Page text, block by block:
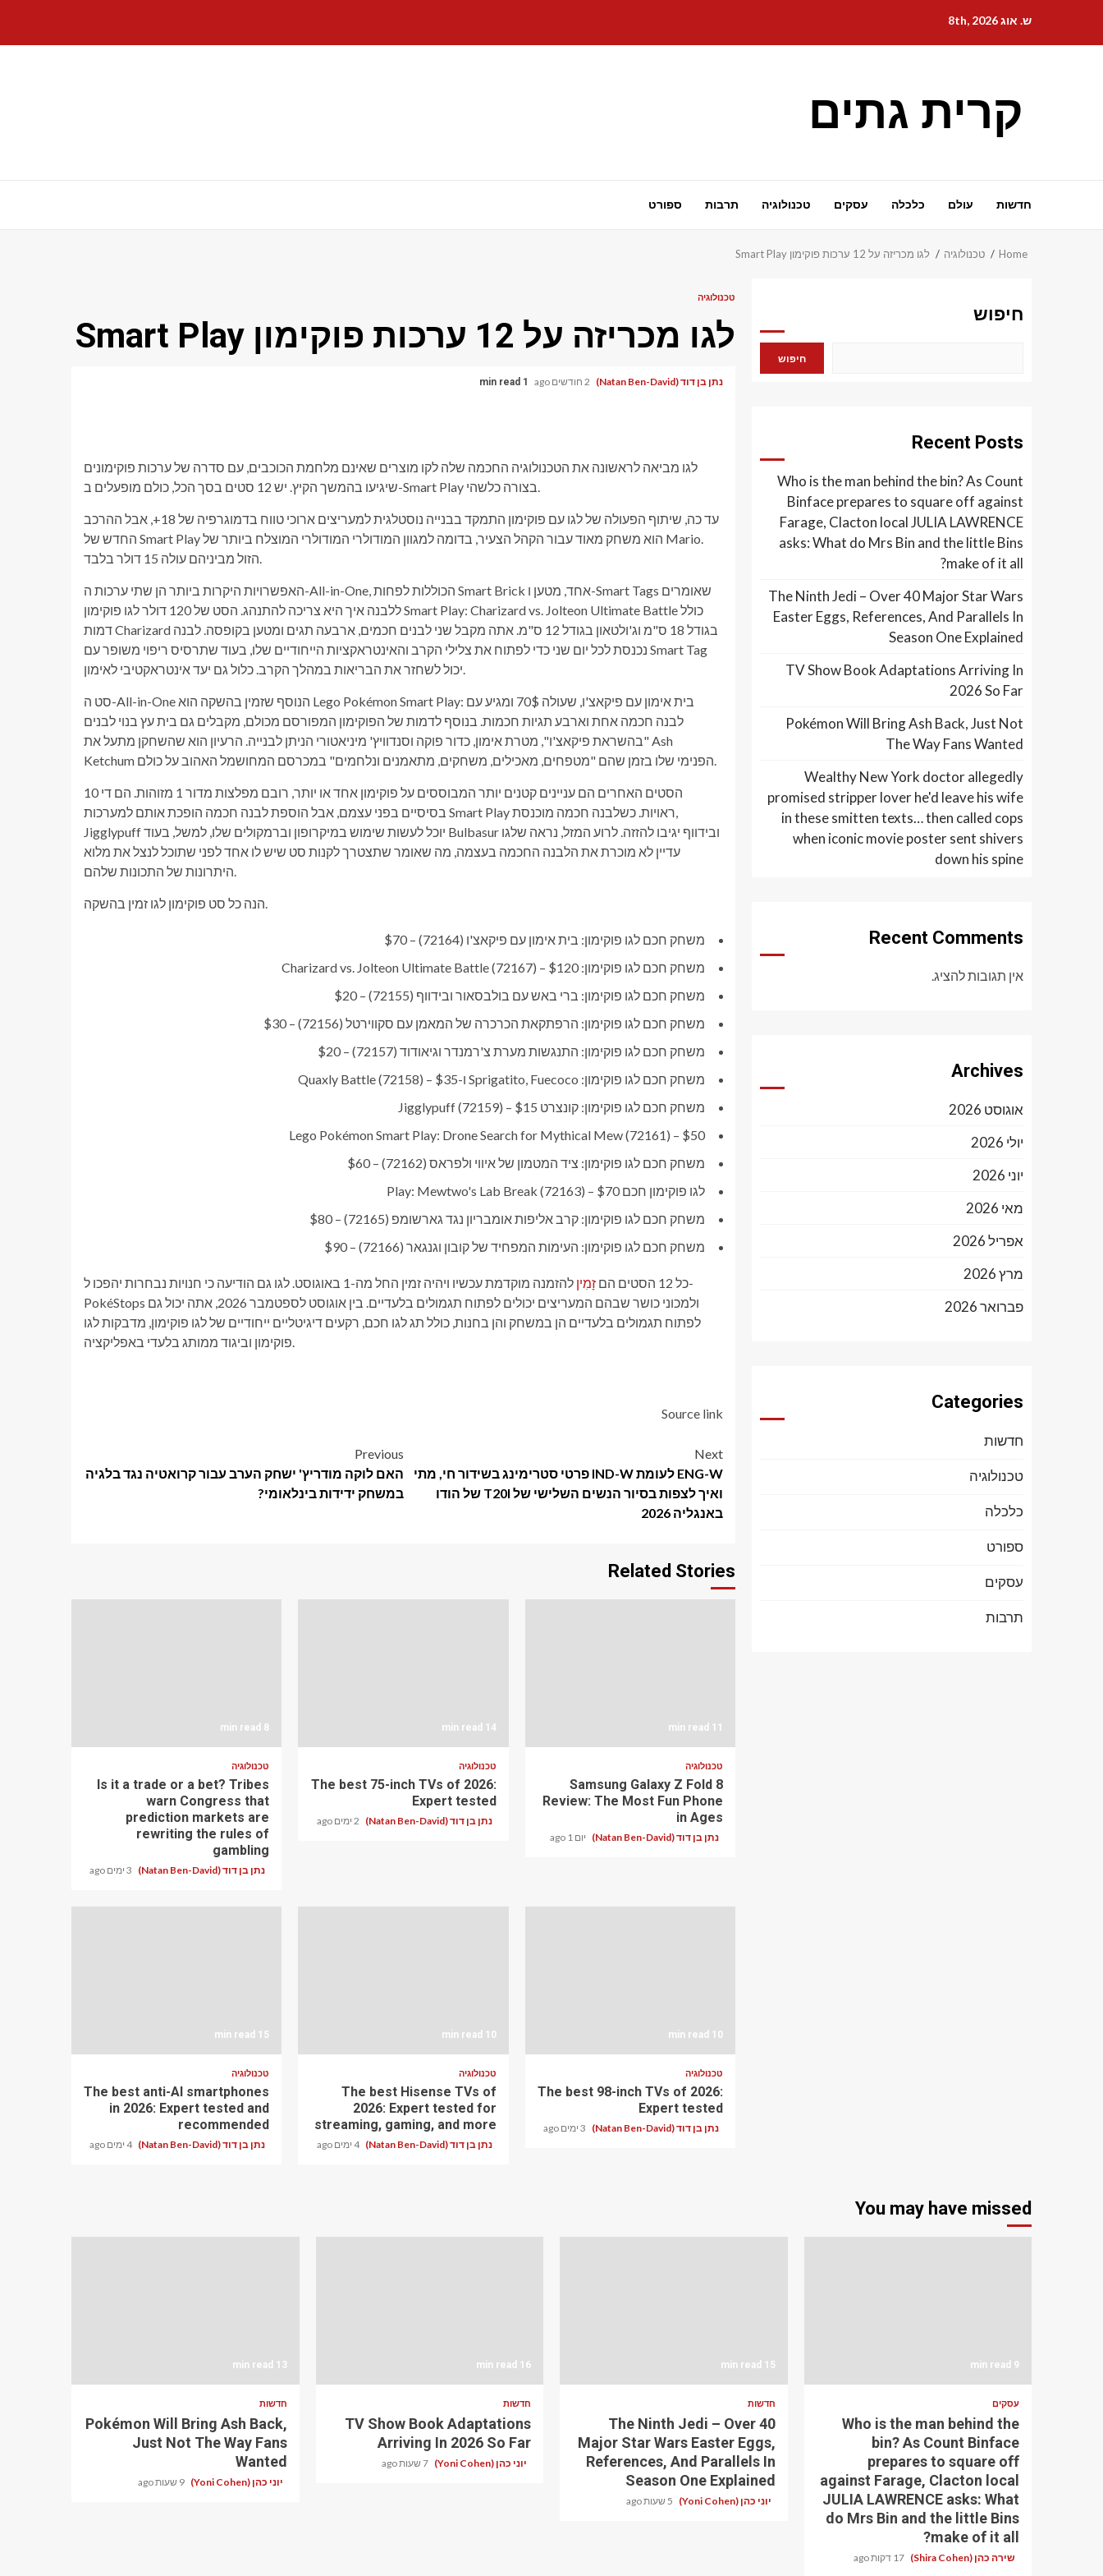
content
ש. אוג 8th, 2026
קרית גתים
חדשות עולם כלכלה עסקים טכנולוגיה תרבות ספורט
Home טכנולוגיה לגו מכריזה על 12 ערכות פוקימון Smart Play
טכנולוגיה
לגו מכריזה על 12 ערכות פוקימון Smart Play
נתן בן דוד (Natan Ben-David) 2 חודשים ago 1 min read
לגו מביאה לראשונה את הטכנולוגיה החכמה שלה לקו מוצרים שאינם מלחמת הכוכבים, עם סדרה של ערכות פוקימונים
שיגיעו בהמשך הקיץ. יש 12 סטים בסך הכל, כולם מופעלים ב-Smart Play בצורה כלשהי.
עד כה, שיתוף הפעולה של לגו עם פוקימון התמקד בבנייה נוסטלגית למעריצים ארוכי טווח בדמוגרפיה של 18+, אבל ההרכב
החדש של Smart Play הוא משחק מאוד עבור הקהל הצעיר, בדומה למגוון המודולרי המודולרי המוצלח ביותר של Mario.
הזול מביניהם עולה 15 דולר בלבד.
האפשרויות היקרות ביותר הן שתי ערכות ה-All-in-One, הכוללות לפחות Smart Brick אחד, מטען ו-Smart Tags שאומרים
ללבנה איך היא צריכה להתנהג. הסט של 120 דולר לגו פוקימון Smart Play: Charizard vs. Jolteon Ultimate Battle כולל
דמות Charizard בגודל 18 ס"מ וג'ולטאון בגודל 12 ס"מ. אתה מקבל שני לבנים חכמים, ארבעה תגים ומטען בקופסה. לבנה
נכנסת לכל יום שני כדי לפתוח את צלילי הקרב והאינטראקציות הייחודיים שלו, בעוד שתרסיס ריפוי משופר עם Smart Tag
יכול לשחזר את הבריאות במהלך הקרב. כלול גם יעד אינטראקטיבי לאימון.
סט ה-All-in-One הנוסף שזמין בהשקה הוא Lego Pokémon Smart Play: בית אימון עם פיקאצ'ו, שעולה 70$ ומגיע עם
לבנה חכמה אחת וארבע תגיות חכמות. בנוסף לדמות של הפוקימון המפורסם מכולם, מקבלים גם בית עץ בנוי לבנים
"בהשראת פיקאצ'ו", מטרת אימון, כדור פוקה וסנדוויץ' מיניאטורי הניתן לבנייה. הרעיון הוא שהשחקן מתעל את Ash
Ketchum הפנימי שלו בזמן שהם "מטפחים, מאכילים, משחקים, מתאמנים ונלחמים" במכרסם המחושמל האהוב על כולם.
10 הסטים האחרים הם עניינים קטנים יותר המבוססים על פוקימון אחד או יותר, רובם מפלצות מדור 1 מזוהות. הם די
בסיסיים בפני עצמם, אבל הוספת לבנה חכמה הופכת אותם למערכות Smart Play ראויות. כשלבנה חכמה מוכנסת,
Jigglypuff יוכל לעשות שימוש במיקרופון וברמקולים שלו, למשל, בעוד Bulbasur ובידווף יגיבו להזזה. לרוע המזל, נראה שלגו
עדיין לא מוכרת את הלבנה החכמה בעצמה, מה שאומר שתצטרך לקנות סט שיש לו אחד לפני שתוכל לנצל את מלוא
היתרונות של התכונות שלהם.
הנה כל סט פוקימון לגו זמין בהשקה.
משחק חכם לגו פוקימון: בית אימון עם פיקאצ'ו (72164) – $70
משחק חכם לגו פוקימון: Charizard vs. Jolteon Ultimate Battle (72167) – $120
משחק חכם לגו פוקימון: ברי באש עם בולבסאור ובידווף (72155) – $20
משחק חכם לגו פוקימון: הרפתקאת הכרכרה של המאמן עם סקווירטל (72156) – $30
משחק חכם לגו פוקימון: התנגשות מערת צ'רמנדר וגיאודוד (72157) – $20
משחק חכם לגו פוקימון: Sprigatito, Fuecoco ו-Quaxly Battle (72158) – $35
משחק חכם לגו פוקימון: קונצרט Jigglypuff (72159) – $15
Lego Pokémon Smart Play: Drone Search for Mythical Mew (72161) – $50
משחק חכם לגו פוקימון: ציד המטמון של איווי ולפראס (72162) – $60
לגו פוקימון חכם Play: Mewtwo's Lab Break (72163) – $70
משחק חכם לגו פוקימון: קרב אליפות אומבריון נגד גארשומפ (72165) – $80
משחק חכם לגו פוקימון: העימות המפחיד של קובון וגנגאר (72166) – $90
כל 12 הסטים הם זָמִין
להזמנה מוקדמת עכשיו ויהיה זמין החל מה-1 באוגוסט. לגו גם הודיעה כי חנויות נבחרות יהפכו ל-
PokéStops ולמכוני כושר שבהם המעריצים יכולים לפתוח תגמולים בלעדיים. בין אוגוסט לספטמבר 2026, אתה יכול גם
לפתוח תגמולים בלעדיים הן במשחק והן בחנות, כולל תג לגו חכם, רקעים דיגיטליים ייחודיים של לגו פוקימון, מדבקות לגו
פוקימון וביגוד ממותג בלעדי באפליקציה.
Source link
Post
navigation
Previous
האם לוקה מודריץ' ישחק הערב עבור קרואטיה נגד בלגיה
במשחק ידידות בינלאומי?
Next
ENG-W לעומת IND-W פרטי סטרימינג בשידור חי, מתי
ואיך לצפות בסיור הנשים השלישי של T20I של הודו
באנגליה 2026
Related Stories
11 min read
טכנולוגיה
Samsung Galaxy Z Fold 8
Review: The Most Fun Phone
in Ages
נתן בן דוד (Natan Ben-David) יום 1 ago
14 min read
טכנולוגיה
The best 75-inch TVs of 2026:
Expert tested
נתן בן דוד (Natan Ben-David) 2 ימים ago
8 min read
טכנולוגיה
Is it a trade or a bet? Tribes
warn Congress that
prediction markets are
rewriting the rules of
gambling
נתן בן דוד (Natan Ben-David) 3 ימים ago
10 min read
טכנולוגיה
The best 98-inch TVs of 2026:
Expert tested
נתן בן דוד (Natan Ben-David) 3 ימים ago
10 min read
טכנולוגיה
The best Hisense TVs of
2026: Expert tested for
streaming, gaming, and more
נתן בן דוד (Natan Ben-David) 4 ימים ago
15 min read
טכנולוגיה
The best anti-AI smartphones
in 2026: Expert tested and
recommended
נתן בן דוד (Natan Ben-David) 4 ימים ago
חיפוש
חיפוש
Recent Posts
Who is the man behind the bin? As Count
Binface prepares to square off against
Farage, Clacton local JULIA LAWRENCE
asks: What do Mrs Bin and the little Bins
make of it all?
The Ninth Jedi – Over 40 Major Star Wars
Easter Eggs, References, And Parallels In
Season One Explained
TV Show Book Adaptations Arriving In
2026 So Far
Pokémon Will Bring Ash Back, Just Not
The Way Fans Wanted
Wealthy New York doctor allegedly
promised stripper lover he'd leave his wife
in these smitten texts… then called cops
when iconic movie poster sent shivers
down his spine
Recent Comments
אין תגובות להציג.
Archives
אוגוסט 2026
יולי 2026
יוני 2026
מאי 2026
אפריל 2026
מרץ 2026
פברואר 2026
Categories
חדשות
טכנולוגיה
כלכלה
ספורט
עסקים
תרבות
You may have missed
9 min read
עסקים
Who is the man behind the
bin? As Count Binface
prepares to square off
against Farage, Clacton local
JULIA LAWRENCE asks: What
do Mrs Bin and the little Bins
make of it all?
שירה כהן (Shira Cohen) 17 דקות ago
15 min read
חדשות
The Ninth Jedi – Over 40
Major Star Wars Easter Eggs,
References, And Parallels In
Season One Explained
יוני כהן (Yoni Cohen) 5 שעות ago
16 min read
חדשות
TV Show Book Adaptations
Arriving In 2026 So Far
יוני כהן (Yoni Cohen) 7 שעות ago
13 min read
חדשות
Pokémon Will Bring Ash Back,
Just Not The Way Fans
Wanted
יוני כהן (Yoni Cohen) 9 שעות ago